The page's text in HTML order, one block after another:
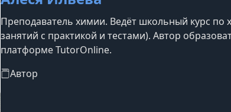
Преподаватель химии. Ведёт школьный курс по
занятий с практикой и тестами). Автор
платформе TutorOnline.
Автор